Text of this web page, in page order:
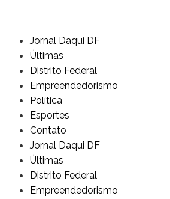
Jornal Daqui DF
Últimas
Distrito Federal
Empreendedorismo
Política
Esportes
Contato
Jornal Daqui DF
Últimas
Distrito Federal
Empreendedorismo